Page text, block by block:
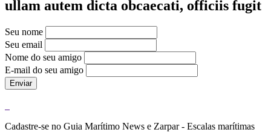
ullam autem dicta obcaecati, officiis fugit
Seu nome
Seu email
Nome do seu amigo
E-mail do seu amigo
Enviar
Cadastre-se no Guia Marítimo News e Zarpar - Escalas marítimas